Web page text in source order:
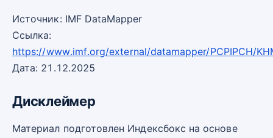
Источник: IMF DataMapper
Ссылка:
https://www.imf.org/external/datamapper/PCPIPCH/
Дата: 21.12.2025
Дисклеймер
Материал подготовлен Индексбокс на основе